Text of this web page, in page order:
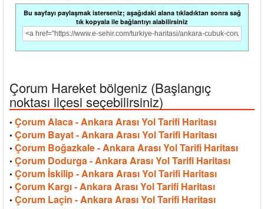
Bu sayfayı paylaşmak isterseniz; aşağıdaki alana tıkladıktan sonra sağ
tık kopyala ile bağlantıyı alabilirsiniz
Çorum Hareket bölgeniz (Başlangıç
noktası ilçesi seçebilirsiniz)
• Çorum Alaca - Ankara Arası Yol Tarifi Haritası
• Çorum Bayat - Ankara Arası Yol Tarifi Haritası
• Çorum Boğazkale - Ankara Arası Yol Tarifi Haritası
• Çorum Dodurga - Ankara Arası Yol Tarifi Haritası
• Çorum İskilip - Ankara Arası Yol Tarifi Haritası
• Çorum Kargı - Ankara Arası Yol Tarifi Haritası
• Çorum Laçin - Ankara Arası Yol Tarifi Haritası